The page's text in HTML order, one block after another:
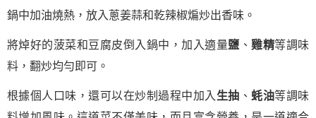
鍋中加油燒熱，放入蔥姜蒜和乾辣椒煸炒出香味。
將焯好的菠菜和豆腐皮倒入鍋中，加入適量鹽 、雞精等調味
料，翻炒均勻即可。
根據個人口味，還可以在炒制過程中加入 生抽 、 蚝油等調味